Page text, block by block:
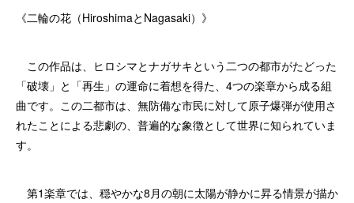
《二輪の花（HiroshimaとNagasaki）》
この作品は、ヒロシマとナガサキという二つの都市がたどった
「破壊」と「再生」の運命に着想を得た、4つの楽章から成る組
曲です。この二都市は、無防備な市民に対して原子爆弾が使用さ
れたことによる悲劇の、普遍的な象徴として世界に知られていま
す。
第1楽章では、穏やかな8月の朝に太陽が静かに昇る情景が描か